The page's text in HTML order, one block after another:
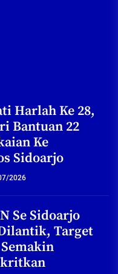
Harlah Ke 28,
Bantuan 22
Ke
Sidoarjo
2026
Se Sidoarjo
Target